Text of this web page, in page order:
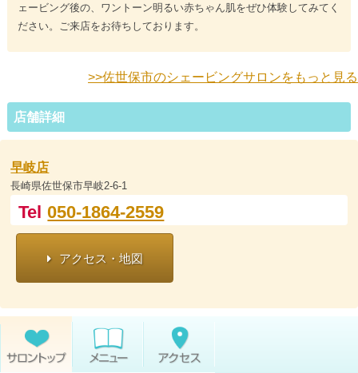
ェービング後の、ワントーン明るい赤ちゃん肌をぜひ体験してみてく
ださい。ご来店をお待ちしております。
>>佐世保市のシェービングサロンをもっと見る
店舗詳細
早岐店
長崎県佐世保市早岐2-6-1
Tel050-1864-2559
アクセス・地図